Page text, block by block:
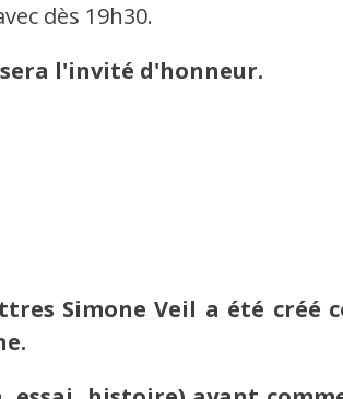
dès 19h30.
l'invité d'honneur.
Simone Veil a été créé